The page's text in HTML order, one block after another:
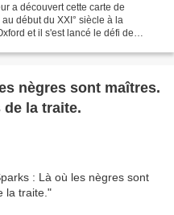
a découvert cette carte de
début du XXI° siècle à la
et il s'est lancé le défi de
nègres sont maîtres.
la traite.